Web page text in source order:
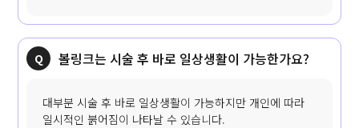
볼링크는 시술 후 바로 일상생활이 가능한가요?
대부분 시술 후 바로 일상생활이 가능하지만 개인에 따라
일시적인 붉어짐이 나타날 수 있습니다.